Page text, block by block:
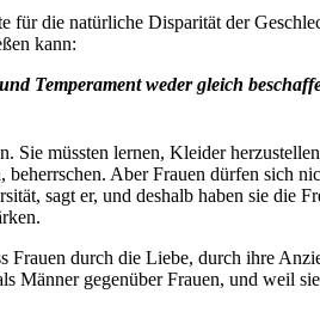
für die natürliche Disparität der
kann:
Temperament weder gleich
Sie müssten lernen, Kleider
Aber Frauen dürfen sich
sagt er, und deshalb haben sie
Frauen durch die Liebe, durch ihre
Männer gegenüber Frauen, und weil